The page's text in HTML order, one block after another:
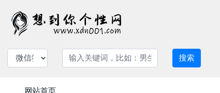
搜索
网站首页